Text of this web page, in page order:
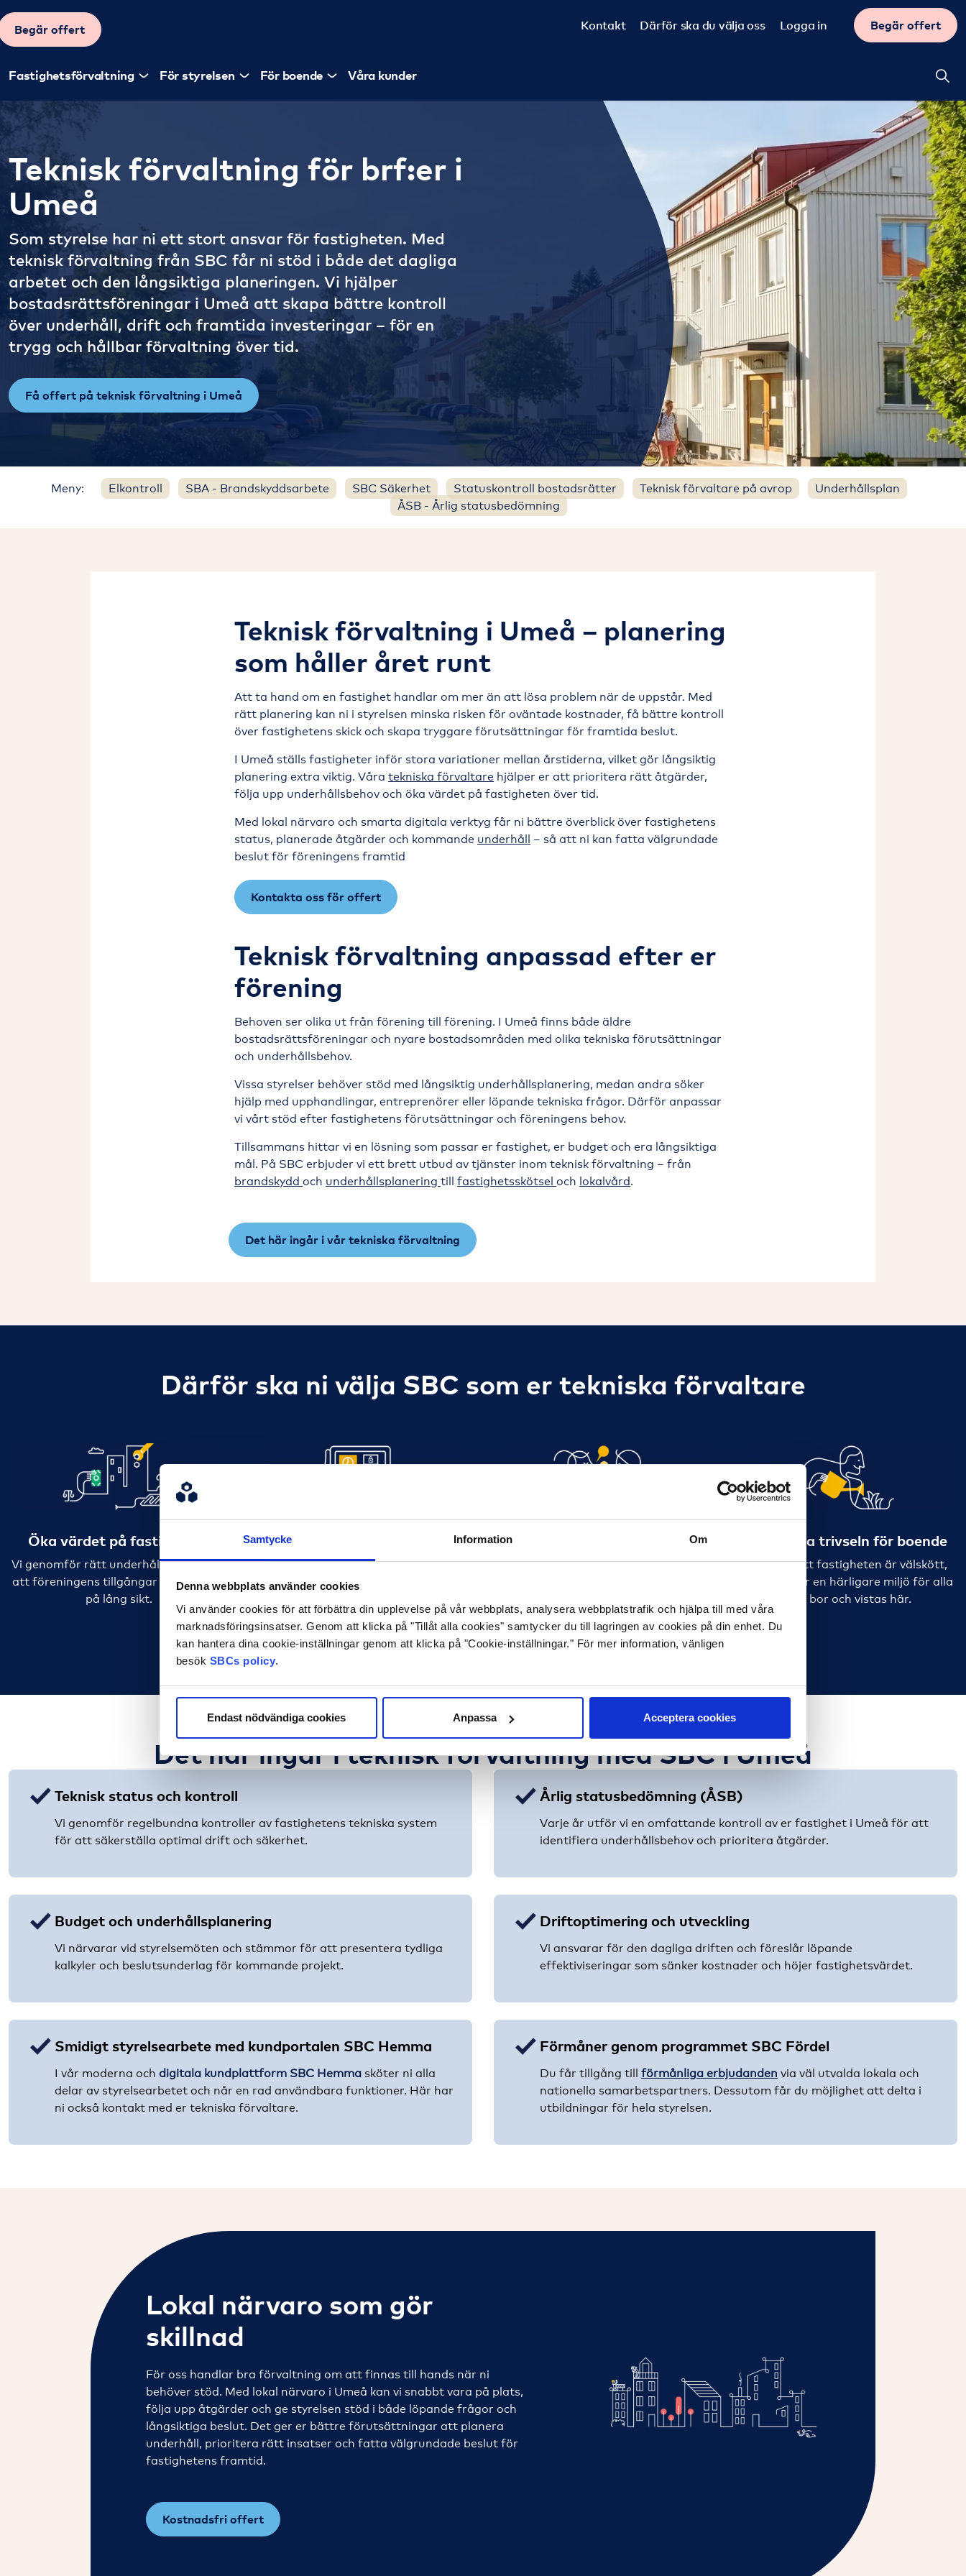
Samtycke Information Om
Denna webbplats använder cookies
Vi använder cookies för att förbättra din upplevelse på vår webbplats, analysera webbplatstrafik och hjälpa till med våra
marknadsföringsinsatser. Genom att klicka på "Tillåt alla cookies" samtycker du till lagringen av cookies på din enhet. Du
kan hantera dina cookie-inställningar genom att klicka på "Cookie-inställningar." För mer information, vänligen
besök SBCs policy.
Endast nödvändiga cookies Anpassa Acceptera cookies
Fastighetsförvaltning För styrelsen För boende Våra kunder
Kontakt Därför ska du välja oss Logga in Begär offert
Begär offert
Teknisk förvaltning för brf:er i
Umeå
Som styrelse har ni ett stort ansvar för fastigheten. Med
teknisk förvaltning från SBC får ni stöd i både det dagliga
arbetet och den långsiktiga planeringen. Vi hjälper
bostadsrättsföreningar i Umeå att skapa bättre kontroll
över underhåll, drift och framtida investeringar – för en
trygg och hållbar förvaltning över tid.
Få offert på teknisk förvaltning i Umeå
Meny: Elkontroll SBA - Brandskyddsarbete SBC Säkerhet Statuskontroll bostadsrätter Teknisk förvaltare på avrop
Underhållsplan
ÅSB - Årlig statusbedömning
Teknisk förvaltning i Umeå – planering
som håller året runt
Att ta hand om en fastighet handlar om mer än att lösa problem när de uppstår. Med
rätt planering kan ni i styrelsen minska risken för oväntade kostnader, få bättre kontroll
över fastighetens skick och skapa tryggare förutsättningar för framtida beslut.
I Umeå ställs fastigheter inför stora variationer mellan årstiderna, vilket gör långsiktig
planering extra viktig. Våratekniska förvaltare hjälper er att prioritera rätt åtgärder,
följa upp underhållsbehov och öka värdet på fastigheten över tid.
Med lokal närvaro och smarta digitala verktyg får ni bättre överblick över fastighetens
status, planerade åtgärder och kommande underhåll
– så att ni kan fatta välgrundade
beslut för föreningens framtid
Kontakta oss för offert
Teknisk förvaltning anpassad efter er
förening
Behoven ser olika ut från förening till förening. I Umeå finns både äldre
bostadsrättsföreningar och nyare bostadsområden med olika tekniska förutsättningar
och underhållsbehov.
Vissa styrelser behöver stöd med långsiktig underhållsplanering, medan andra söker
hjälp med upphandlingar, entreprenörer eller löpande tekniska frågor. Därför anpassar
vi vårt stöd efter fastighetens förutsättningar och föreningens behov.
Tillsammans hittar vi en lösning som passar er fastighet, er budget och era långsiktiga
mål. På SBC erbjuder vi ett brett utbud av tjänster inom teknisk förvaltning – från
brandskyddoch underhållsplaneringtillfastighetsskötseloch lokalvård.
Det här ingår i vår tekniska förvaltning
Därför ska ni välja SBC som er tekniska förvaltare
Öka värdet på fastigheten
Vi genomför rätt underhåll i rätt tid så
att föreningens tillgångar ökar i värde
på lång sikt.
Sänk föreningens kostnader
Vi optimerar fastighetens drift och
hittar smarta lösningar som minskar
Vi minimerar risken för akuta problem
Förbättra trivseln för boende
Vi ser till att fastigheten är välskött,
vilket skapar en härligare miljö för alla
som bor och vistas här.
Det här ingår i teknisk förvaltning med SBC i Umeå
Teknisk status och kontroll
Vi genomför regelbundna kontroller av fastighetens tekniska system
för att säkerställa optimal drift och säkerhet.
Årlig statusbedömning (ÅSB)
Varje år utför vi en omfattande kontroll av er fastighet i Umeå för att
identifiera underhållsbehov och prioritera åtgärder.
Budget och underhållsplanering
Vi närvarar vid styrelsemöten och stämmor för att presentera tydliga
kalkyler och beslutsunderlag för kommande projekt.
Driftoptimering och utveckling
Vi ansvarar för den dagliga driften och föreslår löpande
effektiviseringar som sänker kostnader och höjer fastighetsvärdet.
Smidigt styrelsearbete med kundportalen SBC Hemma
I vår moderna och digitala kundplattform SBC Hemma sköter ni alla
delar av styrelsearbetet och når en rad användbara funktioner. Här har
ni också kontakt med er tekniska förvaltare.
Förmåner genom programmet SBC Fördel
Du får tillgång till förmånliga erbjudanden via väl utvalda lokala och
nationella samarbetspartners. Dessutom får du möjlighet att delta i
utbildningar för hela styrelsen.
Lokal närvaro som gör
skillnad
För oss handlar bra förvaltning om att finnas till hands när ni
behöver stöd. Med lokal närvaro i Umeå kan vi snabbt vara på plats,
följa upp åtgärder och ge styrelsen stöd i både löpande frågor och
långsiktiga beslut. Det ger er bättre förutsättningar att planera
underhåll, prioritera rätt insatser och fatta välgrundade beslut för
fastighetens framtid.
Kostnadsfri offert